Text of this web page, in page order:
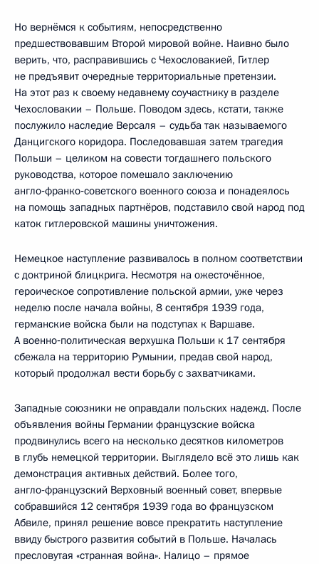
Но вернёмся к событиям, непосредственно
предшествовавшим Второй мировой войне. Наивно было
верить, что, расправившись с Чехословакией, Гитлер
не предъявит очередные территориальные претензии.
На этот раз к своему недавнему соучастнику в разделе
Чехословакии – Польше. Поводом здесь, кстати, также
послужило наследие Версаля – судьба так называемого
Данцигского коридора. Последовавшая затем трагедия
Польши – целиком на совести тогдашнего польского
руководства, которое помешало заключению
англо‑франко‑советского военного союза и понадеялось
на помощь западных партнёров, подставило свой народ под
каток гитлеровской машины уничтожения.
Немецкое наступление развивалось в полном соответствии
с доктриной блицкрига. Несмотря на ожесточённое,
героическое сопротивление польской армии, уже через
неделю после начала войны, 8 сентября 1939 года,
германские войска были на подступах к Варшаве.
А военно‑политическая верхушка Польши к 17 сентября
сбежала на территорию Румынии, предав свой народ,
который продолжал вести борьбу с захватчиками.
Западные союзники не оправдали польских надежд. После
объявления войны Германии французские войска
продвинулись всего на несколько десятков километров
в глубь немецкой территории. Выглядело всё это лишь как
демонстрация активных действий. Более того,
англо‑французский Верховный военный совет, впервые
собравшийся 12 сентября 1939 года во французском
Абвиле, принял решение вовсе прекратить наступление
ввиду быстрого развития событий в Польше. Началась
пресловутая «странная война». Налицо – прямое